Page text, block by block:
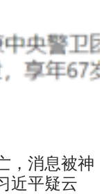
，消息被神
近平疑云